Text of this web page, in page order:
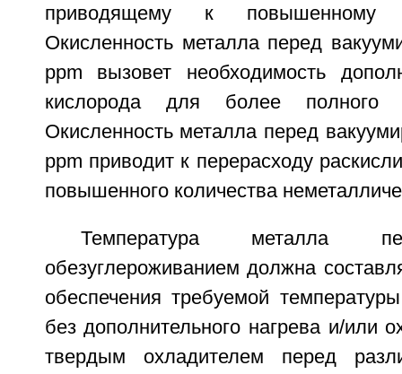
приводящему к повышенному
Окисленность металла перед
ppm вызовет необходимость
кислорода для более полного
Окисленность металла перед
ppm приводит к перерасходу
повышенного количества
Температура металла
обезуглероживанием должна
обеспечения требуемой
без дополнительного нагрева и/или
твердым охладителем перед